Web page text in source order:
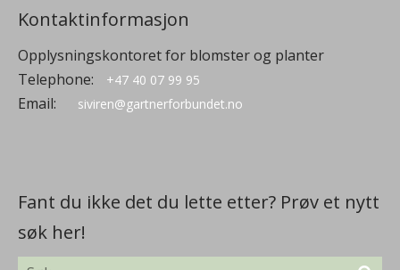
Kontaktinformasjon
Opplysningskontoret for blomster og planter
Telephone:
+47 40 07 99 95
Email: siviren@gartnerforbundet.no
Fant du ikke det du lette etter? Prøv et nytt
søk her!